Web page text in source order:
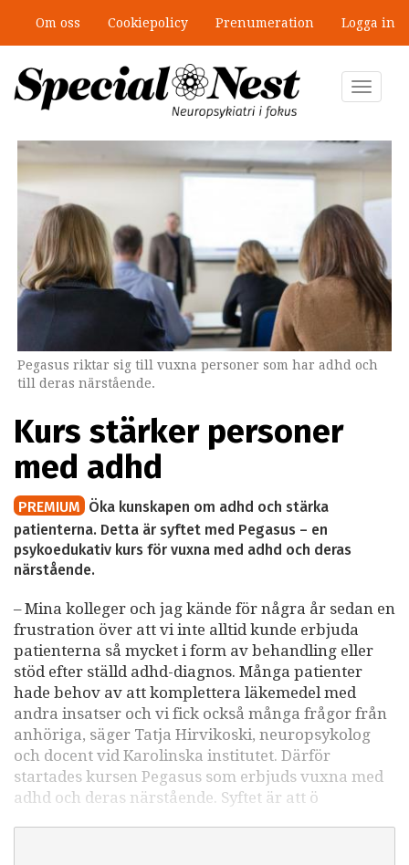
huvudinnehåll
Om oss Cookiepolicy Prenumeration Logga in
Toggle
Pegasus riktar sig till vuxna personer som har adhd och
till deras närstående.
Kurs stärker personer
med adhd
PREMIUM Öka kunskapen om adhd och stärka
patienterna. Detta är syftet med Pegasus – en
psykoedukativ kurs för vuxna med adhd och deras
närstående.
– Mina kolleger och jag kände för några år sedan en
frustration över att vi inte alltid kunde erbjuda
patienterna så mycket i form av behandling eller
stöd efter ställd adhd-diagnos. Många patienter
hade behov av att komplettera läkemedel med
andra insatser och vi fick också många frågor från
anhöriga, säger Tatja Hirvikoski, neuropsykolog
och docent vid Karolinska institutet. Därför
startades kursen Pegasus som erbjuds vuxna med
adhd och deras närstående. Syftet är att ö
Mobbning vid autism och adhd: 4